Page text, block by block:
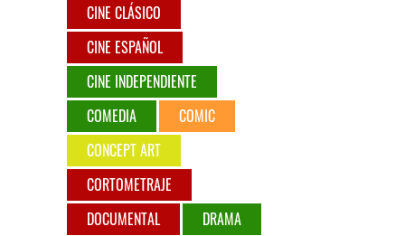
CINE CLÁSICO
CINE ESPAÑOL
CINE INDEPENDIENTE
COMEDIA
COMIC
CONCEPT ART
CORTOMETRAJE
DOCUMENTAL
DRAMA